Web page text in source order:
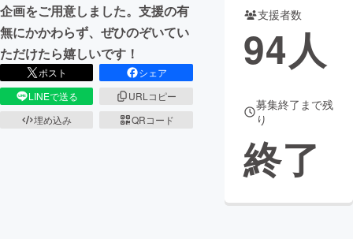
企画をご用意しました。支援の有
無にかかわらず、ぜひのぞいてい
ただけたら嬉しいです！
ポスト
シェア
LINEで送る
URLコピー
埋め込み
QRコード
支援者数
94人
募集終了まで残
り
終了